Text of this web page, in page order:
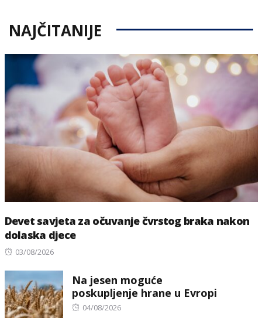
NAJČITANIJE
Devet savjeta za očuvanje čvrstog braka nakon
dolaska djece
Posted
03/08/2026
Na jesen moguće
poskupljenje hrane u Evropi
Posted
04/08/2026